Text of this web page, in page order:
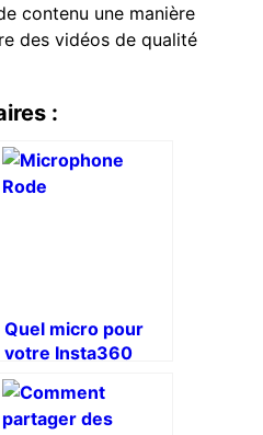
contenu une manière
des vidéos de qualité
:
Quel micro pour
votre Insta360
Ace Pro?